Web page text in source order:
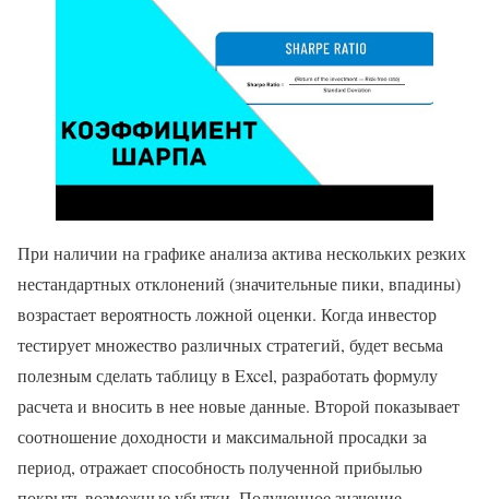
При наличии на графике анализа актива нескольких резких
нестандартных отклонений (значительные пики, впадины)
возрастает вероятность ложной оценки. Когда инвестор
тестирует множество различных стратегий, будет весьма
полезным сделать таблицу в Excel, разработать формулу
расчета и вносить в нее новые данные. Второй показывает
соотношение доходности и максимальной просадки за
период, отражает способность полученной прибылью